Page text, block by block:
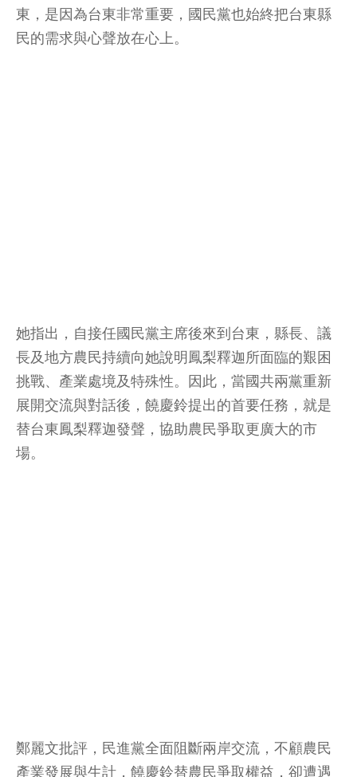
東，是因為台東非常重要，國民黨也始終把台東縣
民的需求與心聲放在心上。
她指出，自接任國民黨主席後來到台東，縣長、議
長及地方農民持續向她說明鳳梨釋迦所面臨的艱困
挑戰、產業處境及特殊性。因此，當國共兩黨重新
展開交流與對話後，饒慶鈴提出的首要任務，就是
替台東鳳梨釋迦發聲，協助農民爭取更廣大的市
場。
鄭麗文批評，民進黨全面阻斷兩岸交流，不顧農民
產業發展與生計，饒慶鈴替農民爭取權益，卻遭遇